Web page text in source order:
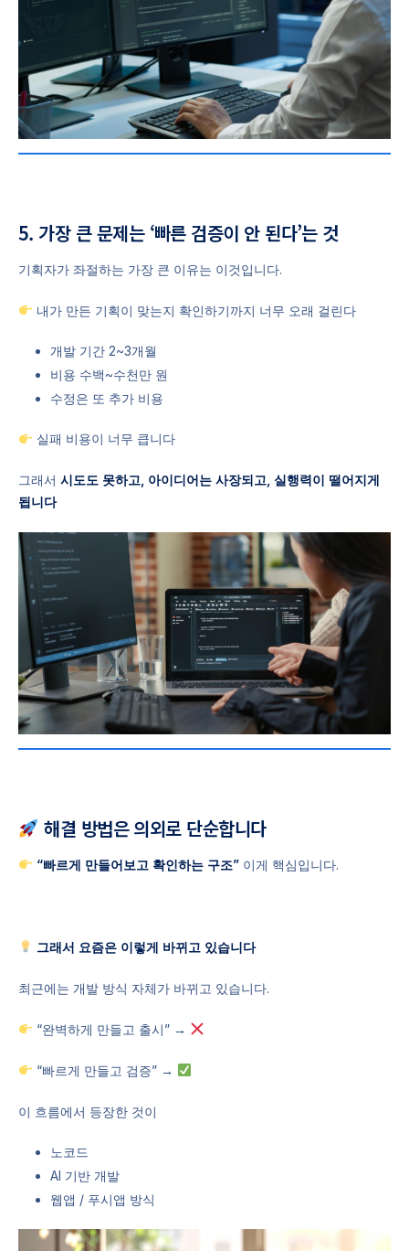
5. 가장 큰 문제는 ‘빠른 검증이 안 된다’는 것
기획자가 좌절하는 가장 큰 이유는 이것입니다.
내가 만든 기획이 맞는지 확인하기까지 너무 오래 걸린다
개발 기간 2~3개월
비용 수백~수천만 원
수정은 또 추가 비용
실패 비용이 너무 큽니다
그래서 시도도 못하고, 아이디어는 사장되고, 실행력이 떨어지게
됩니다
해결 방법은 의외로 단순합니다
“빠르게 만들어보고 확인하는 구조” 이게 핵심입니다.
그래서 요즘은 이렇게 바뀌고 있습니다
최근에는 개발 방식 자체가 바뀌고 있습니다.
“완벽하게 만들고 출시” →
“빠르게 만들고 검증” →
이 흐름에서 등장한 것이
노코드
AI 기반 개발
웹앱 / 푸시앱 방식